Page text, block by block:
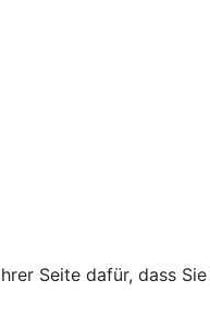
Seite dafür, dass Sie